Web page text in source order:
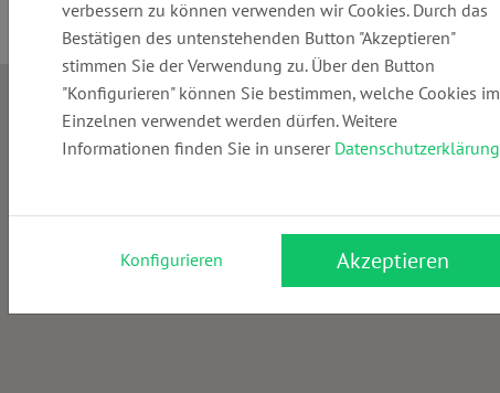
verbessern zu können verwenden wir Cookies. Durch das
Bestätigen des untenstehenden Button "Akzeptieren"
stimmen Sie der Verwendung zu. Über den Button
"Konfigurieren" können Sie bestimmen, welche Cookies im
Einzelnen verwendet werden dürfen. Weitere
Informationen finden Sie in unserer Datenschutzerklärung
Konfigurieren Akzeptieren